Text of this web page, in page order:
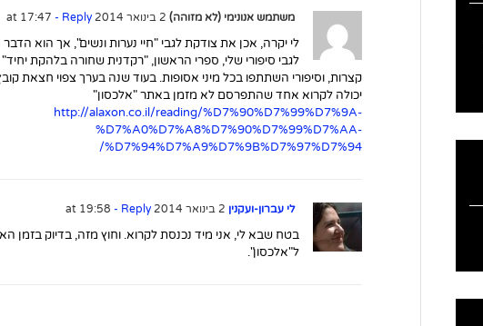
משתמש אנונימי (לא מזוהה) - Reply
לי יקרה, אכן את צודקת לגבי "חיי נערות ונשים", אך הוא
לגבי סיפורי שלי, ספרי הראשון, "רקדנית שחורה בלהקת יחיד"
קצרות, וסיפורי השתתפו בכל מיני אסופות. בעוד שנה בערך צפוי חצאת
יכולה לקרוא אחד שהתפרסם לא מזמן באתר "אלכסון"
http://alaxon.co.il/reading/%D7%90%D7%99%D7%9A-
%D7%A0%D7%A8%D7%90%D7%99%D7%AA-
%D7%94%D7%A9%D7%9B%D7%97%D7%94/
לי עברון-ועקנין - Reply
בטח שבא לי, אני מיד נכנסת לקרוא. וחוץ מזה, בדיוק בזמן
ל"אלכסון".